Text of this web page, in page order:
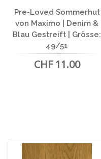
Pre-Loved Sommerhut
von Maximo | Denim &
Blau Gestreift | Grösse:
49/51
CHF 11.00